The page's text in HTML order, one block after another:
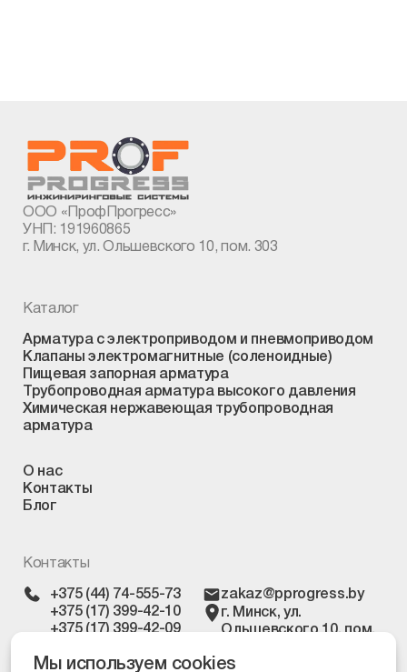
Мы используем cookies
ООО «ПрофПрогресс»
УНП: 191960865
г. Минск, ул. Ольшевского 10, пом. 303
Каталог
Арматура с электроприводом и пневмоприводом
Клапаны электромагнитные (соленоидные)
Пищевая запорная арматура
Трубопроводная арматура высокого давления
Химическая нержавеющая трубопроводная
арматура
О нас
Контакты
Блог
Контакты
+375 (44) 74-555-73
+375 (17) 399-42-10
+375 (17) 399-42-09
zakaz@pprogress.by
г. Минск, ул.
Ольшевского 10, пом.